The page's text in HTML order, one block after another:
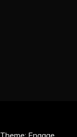
Theme: Engage